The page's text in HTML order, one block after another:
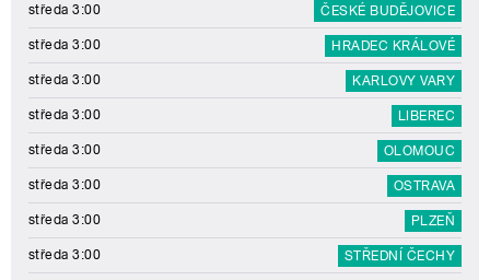
středa 3:00 ČESKÉ BUDĚJOVICE
středa 3:00 HRADEC KRÁLOVÉ
středa 3:00 KARLOVY VARY
středa 3:00 LIBEREC
středa 3:00 OLOMOUC
středa 3:00 OSTRAVA
středa 3:00 PLZEŇ
středa 3:00 STŘEDNÍ ČECHY